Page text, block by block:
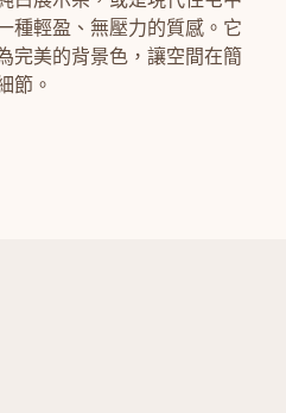
種輕盈、無壓力的質感。它
完美的背景色，讓空間在簡
節。